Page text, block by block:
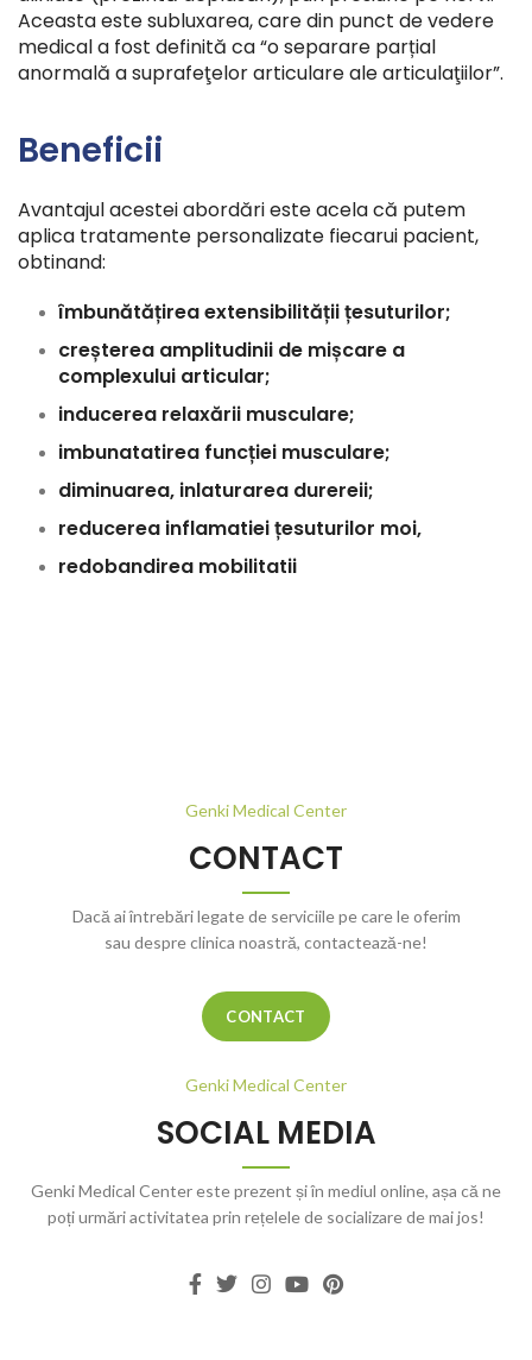
Aceasta este subluxarea, care din punct de vedere
medical a fost definită ca “o separare parțial
anormală a suprafeţelor articulare ale articulaţiilor”.
Beneficii
Avantajul acestei abordări este acela că putem
aplica tratamente personalizate fiecarui pacient,
obtinand:
îmbunătățirea extensibilității țesuturilor;
creșterea amplitudinii de mișcare a
complexului articular;
inducerea relaxării musculare;
imbunatatirea funcției musculare;
diminuarea, inlaturarea durereii;
reducerea inflamatiei țesuturilor moi,
redobandirea mobilitatii
Genki Medical Center
CONTACT
Dacă ai întrebări legate de serviciile pe care le oferim
sau despre clinica noastră, contactează-ne!
CONTACT
Genki Medical Center
SOCIAL MEDIA
Genki Medical Center este prezent și în mediul online, așa că ne
poți urmări activitatea prin rețelele de socializare de mai jos!